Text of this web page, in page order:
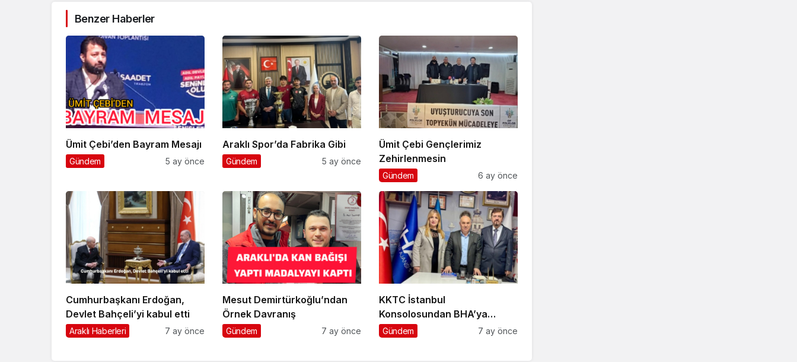
Benzer Haberler
Ümit Çebi’den Bayram Mesajı
Gündem 5 ay önce
Araklı Spor’da Fabrika Gibi
Gündem 5 ay önce
Ümit Çebi Gençlerimiz
Zehirlenmesin
Gündem 6 ay önce
Cumhurbaşkanı Erdoğan,
Devlet Bahçeli’yi kabul etti
Araklı Haberleri 7 ay önce
Mesut Demirtürkoğlu’ndan
Örnek Davranış
Gündem 7 ay önce
KKTC İstanbul
Konsolosundan BHA’ya
Ziyaret
Gündem 7 ay önce